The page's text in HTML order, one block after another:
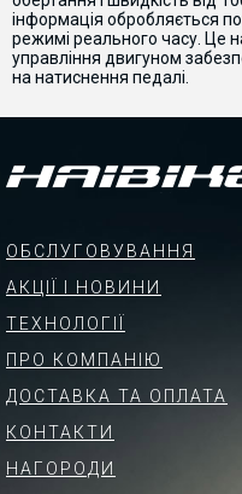
інформація обробляється
режимі реального часу. Це
управління двигуном
нанатиснення педалі.
ОБСЛУГОВУВАННЯ
АКЦІЇ І НОВИНИ
ТЕХНОЛОГІЇ
ПРО КОМПАНІЮ
ДОСТАВКА ТА ОПЛАТА
КОНТАКТИ
НАГОРОДИ